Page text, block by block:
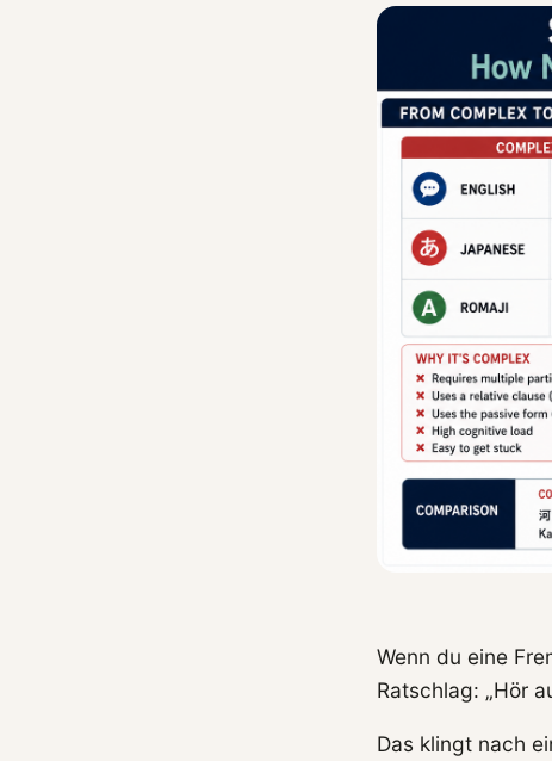
Wenn du eine
Ratschlag: „Hör
Das klingt nach